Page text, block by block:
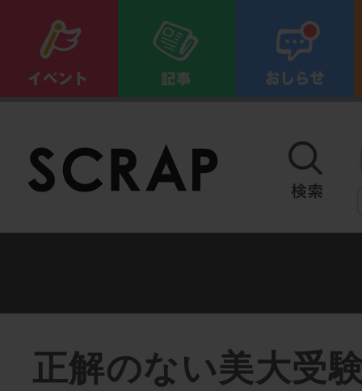
正解のない美大受